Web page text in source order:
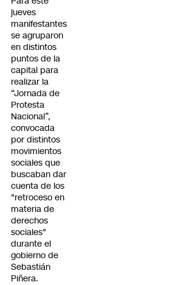
jueves
manifestantes
se agruparon
en distintos
puntos de la
capital para
realizar la
“Jornada de
Protesta
Nacional”,
convocada
por distintos
movimientos
sociales que
buscaban dar
cuenta de los
"retroceso en
materia de
derechos
sociales"
durante el
gobierno de
Sebastián
Piñera.